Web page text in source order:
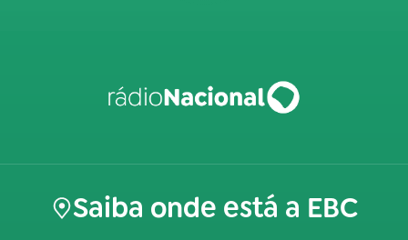
Saiba onde está a EBC